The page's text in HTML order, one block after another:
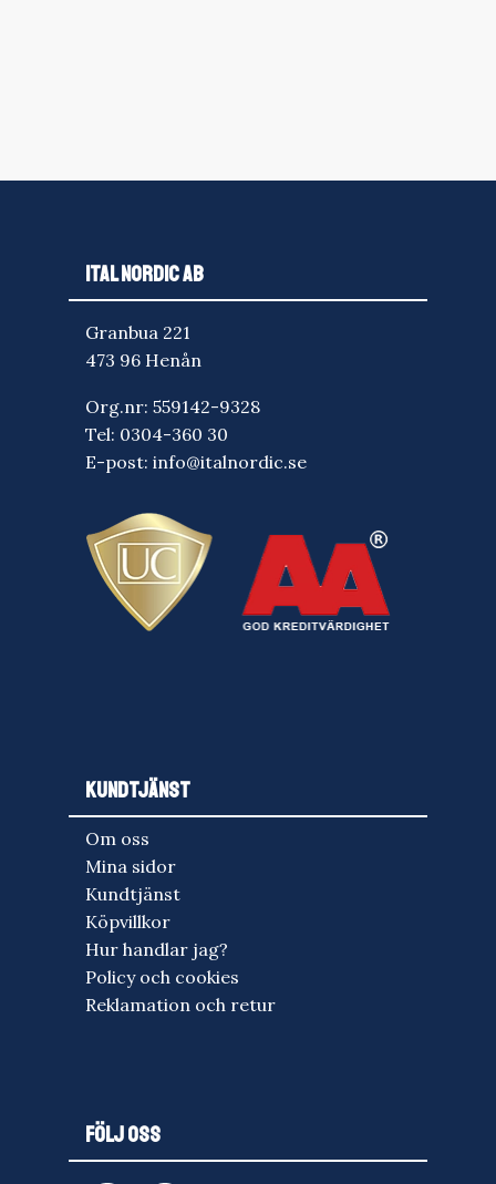
ITAL NORDIC AB
Granbua 221
473 96 Henån
Org.nr: 559142-9328
Tel: 0304-360 30
E-post: info@italnordic.se
KUNDTJÄNST
Om oss
Mina sidor
Kundtjänst
Köpvillkor
Hur handlar jag?
Policy och cookies
Reklamation och retur
FÖLJ OSS